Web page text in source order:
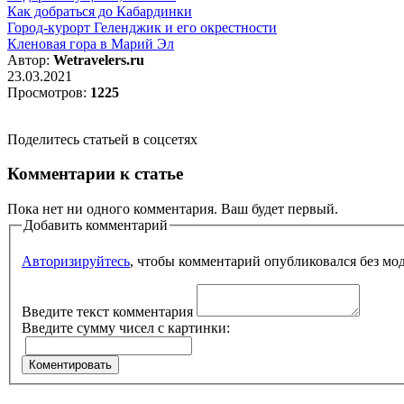
Как добраться до Кабардинки
Город-курорт Геленджик и его окрестности
Кленовая гора в Марий Эл
Автор: Wetravelers.ru
23.03.2021
Просмотров: 1225
Поделитесь статьей в соцсетях
Комментарии к статье
Пока нет ни одного комментария. Ваш будет первый.
Добавить комментарий
Авторизируйтесь, чтобы комментарий опубликовался без
Введите текст комментария
Введите сумму чисел с картинки: